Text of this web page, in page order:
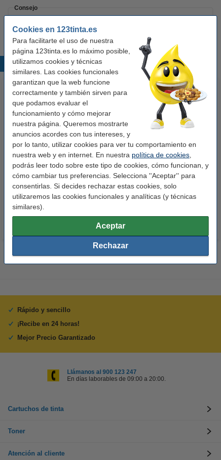
Cookies en 123tinta.es
Para facilitarte el uso de nuestra
página 123tinta.es lo máximo posible,
utilizamos cookies y técnicas
similares. Las cookies funcionales
garantizan que la web funcione
correctamente y también sirven para
que podamos evaluar el
funcionamiento y cómo mejorar
nuestra página. Queremos mostrarte
anuncios acordes con tus intereses, y
por lo tanto, utilizar cookies para ver tu comportamiento en
nuestra web y en internet. En nuestra política de cookies
podrás leer todo sobre este tipo de cookies, cómo funcionan, y
cómo cambiar tus preferencias. Selecciona ''Aceptar'' para
consentirlas. Si decides rechazar estas cookies, solo
utilizaremos las cookies funcionales y analíticas (y técnicas
similares).
Aceptar
Rechazar
Consejo
Te recomendamos que utilices estas etiquetas en lugar de las
originales.
Productos destacados
123tinta Papel fotográfico
Premium Glossy brillo alto | 10 x
15 cm | 260g | 100 hojas
123tinta Pilas Alcalinas Xtreme
Power AA - LR06 - MN1500 - 24
unidades
14,50 €
Rápido y sencillo
¡Recibe en 24 horas!
Mejor Precio Garantizado
Llámanos al 900 123 247
En días laborables de 09:00 a 20:00.
Cartuchos de tinta
Toner
Atención al cliente